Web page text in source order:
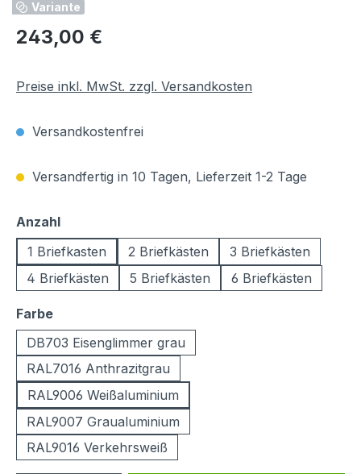
Variante
Regulärer Preis:
243,00 €
Preise inkl. MwSt. zzgl. Versandkosten
Versandkostenfrei
Versandfertig in 10 Tagen, Lieferzeit 1-2 Tage
Anzahlauswählen
1 Briefkasten
2 Briefkästen
3 Briefkästen
4 Briefkästen
5 Briefkästen 6 Briefkästen
Farbeauswählen
DB703 Eisenglimmer grau
RAL7016 Anthrazitgrau
RAL9006 Weißaluminium
RAL9007 Graualuminium
RAL9016 Verkehrsweiß